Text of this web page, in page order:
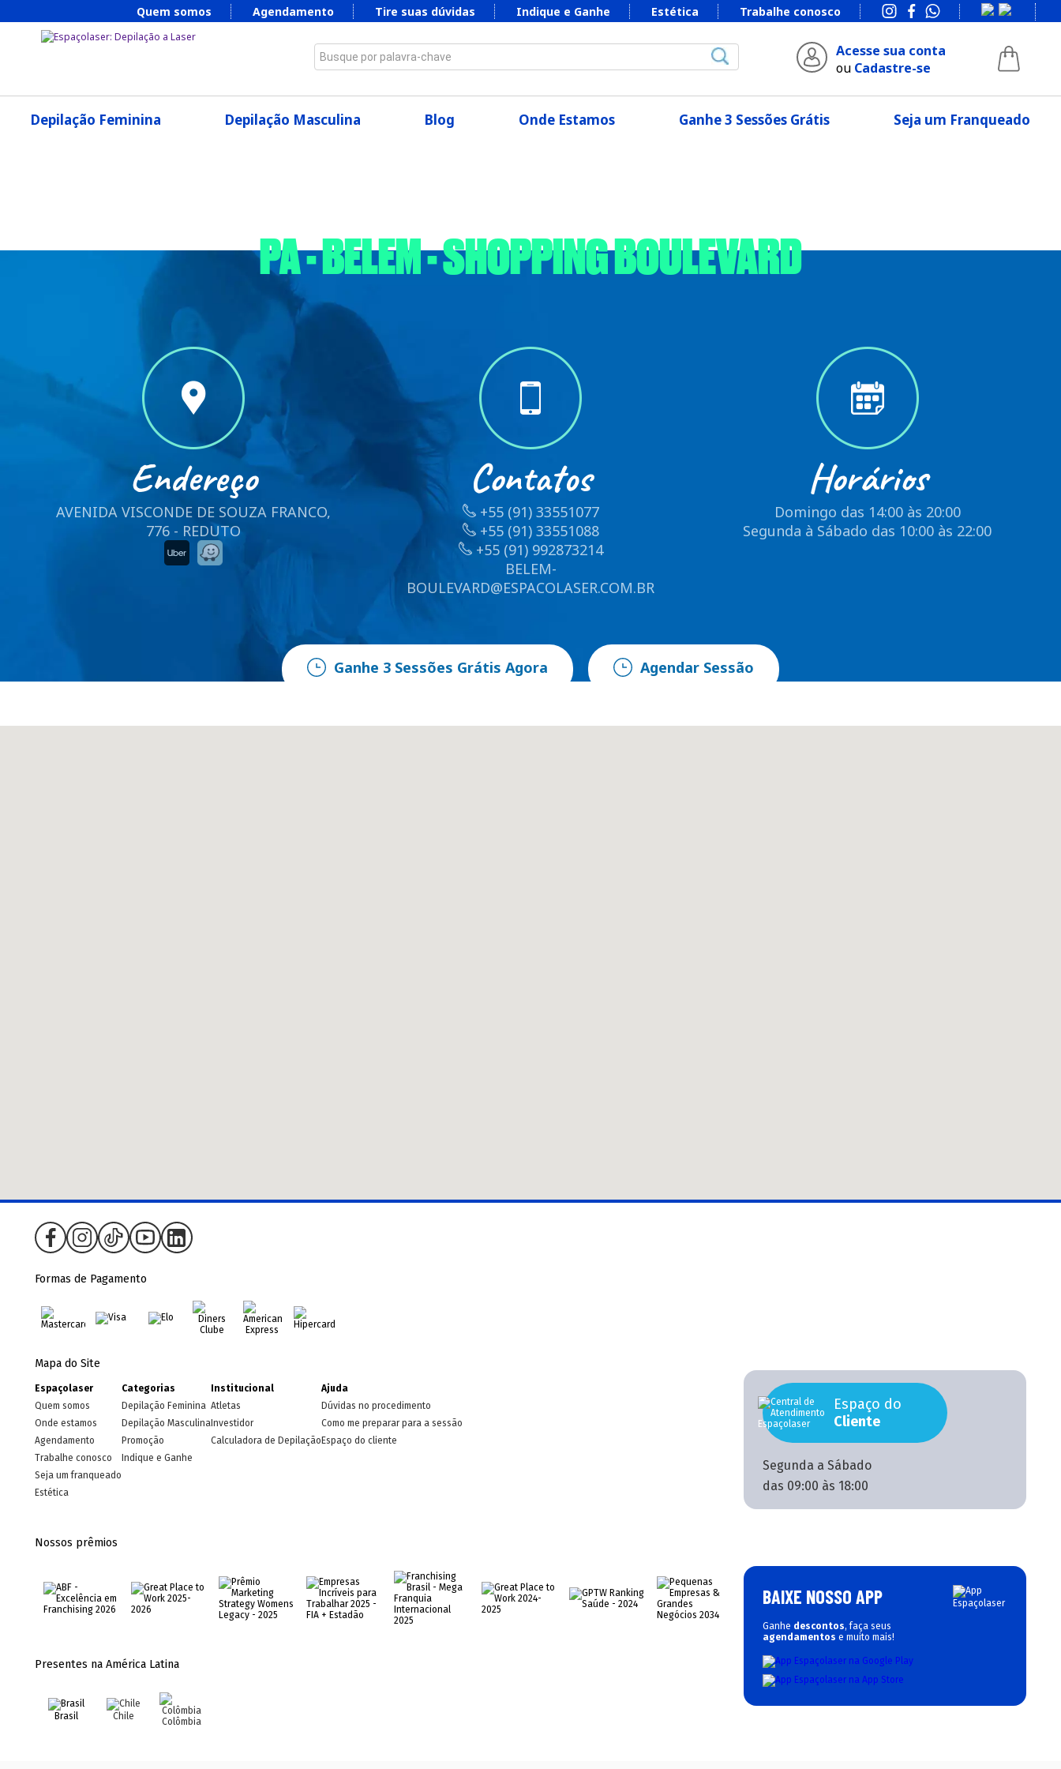
Quem somos Agendamento Tire suas dúvidas Indique e Ganhe Estética Trabalhe conosco
Busque por palavra-chave
Acesse sua conta
ou Cadastre-se
Depilação Feminina Depilação Masculina Blog Onde Estamos Ganhe 3 Sessões Grátis Seja um Franqueado
PA - BELEM - SHOPPING BOULEVARD
Endereço
AVENIDA VISCONDE DE SOUZA FRANCO,
776 - REDUTO
Contatos
+55 (91) 33551077
+55 (91) 33551088
+55 (91) 992873214
BELEM-
BOULEVARD@ESPACOLASER.COM.BR
Horários
Domingo das 14:00 às 20:00
Segunda à Sábado das 10:00 às 22:00
Ganhe 3 Sessões Grátis Agora Agendar Sessão
Formas de Pagamento
Mapa do Site
Espaçolaser
Quem somos
Onde estamos
Agendamento
Trabalhe conosco
Seja um franqueado
Estética
Categorias
Depilação Feminina
Depilação Masculina
Promoção
Indique e Ganhe
Institucional
Atletas
Investidor
Calculadora de Depilação
Ajuda
Dúvidas no procedimento
Como me preparar para a sessão
Espaço do cliente
Espaço do
Cliente
Segunda a Sábado
das 09:00 às 18:00
Nossos prêmios
Presentes na América Latina
Brasil Chile Colômbia
BAIXE NOSSO APP
Ganhe descontos, faça seus
agendamentos e muito mais!